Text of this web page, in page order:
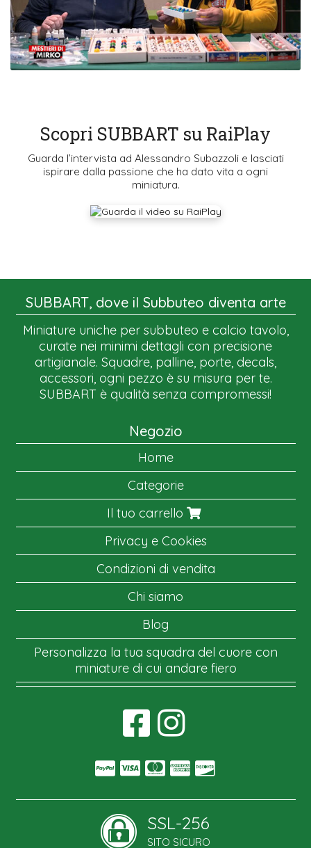
Scopri SUBBART su RaiPlay
Guarda l’intervista ad Alessandro Subazzoli e lasciati
ispirare dalla passione che ha dato vita a ogni
miniatura.
SUBBART, dove il Subbuteo diventa arte
Miniature uniche per subbuteo e calcio tavolo,
curate nei minimi dettagli con precisione
artigianale. Squadre, palline, porte, decals,
accessori, ogni pezzo è su misura per te.
SUBBART è qualità senza compromessi!
Negozio
Home
Categorie
Il tuo carrello
Privacy e Cookies
Condizioni di vendita
Chi siamo
Blog
Personalizza la tua squadra del cuore con
miniature di cui andare fiero
SSL-256
SITO SICURO